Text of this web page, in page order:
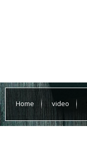
Home video